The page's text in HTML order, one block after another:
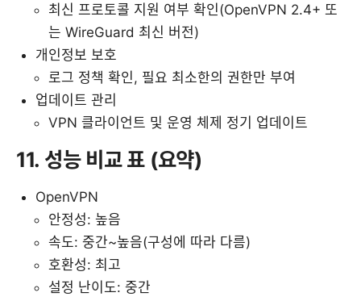
최신 프로토콜 지원 여부 확인(OpenVPN 2.4+ 또
는 WireGuard 최신 버전)
개인정보 보호
로그 정책 확인, 필요 최소한의 권한만 부여
업데이트 관리
VPN 클라이언트 및 운영 체제 정기 업데이트
11. 성능 비교 표 (요약)
OpenVPN
안정성: 높음
속도: 중간~높음(구성에 따라 다름)
호환성: 최고
설정 난이도: 중간